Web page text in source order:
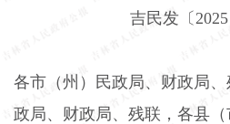
吉民发〔2025
各市（州）民政局、财政局
政局、财政局、残联，各县